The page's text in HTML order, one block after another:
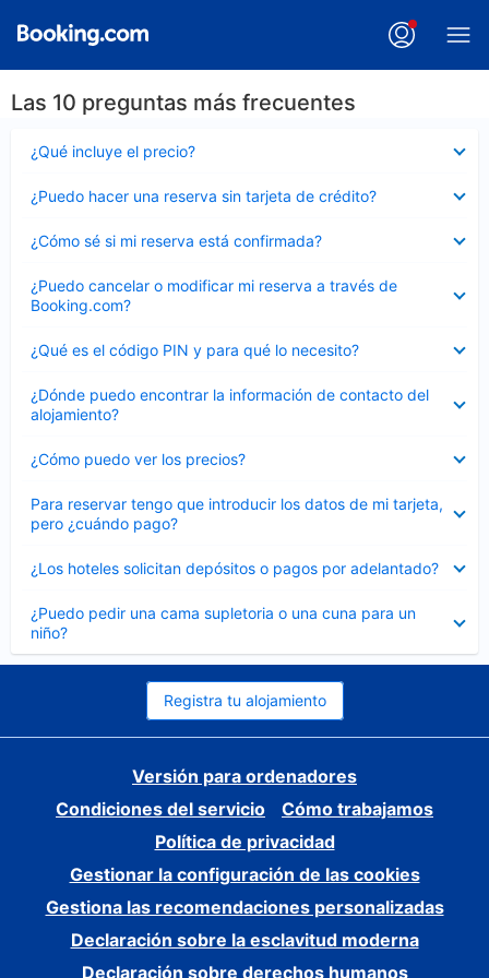
Las 10 preguntas más frecuentes
¿Qué incluye el precio?
cerrado
¿Puedo hacer una reserva sin tarjeta de crédito?
cerrado
¿Cómo sé si mi reserva está confirmada?
cerrado
¿Puedo cancelar o modificar mi reserva a través de
Booking.com?
cerrado
¿Qué es el código PIN y para qué lo necesito?
cerrado
¿Dónde puedo encontrar la información de contacto del
alojamiento?
cerrado
¿Cómo puedo ver los precios?
cerrado
Para reservar tengo que introducir los datos de mi tarjeta,
pero ¿cuándo pago?
cerrado
¿Los hoteles solicitan depósitos o pagos por adelantado?
cerrado
¿Puedo pedir una cama supletoria o una cuna para un
niño?
cerrado
Registra tu alojamiento
Versión para ordenadores
Condiciones del servicio
Cómo trabajamos
Política de privacidad
Gestionar la configuración de las cookies
Gestiona las recomendaciones personalizadas
Declaración sobre la esclavitud moderna
Declaración sobre derechos humanos